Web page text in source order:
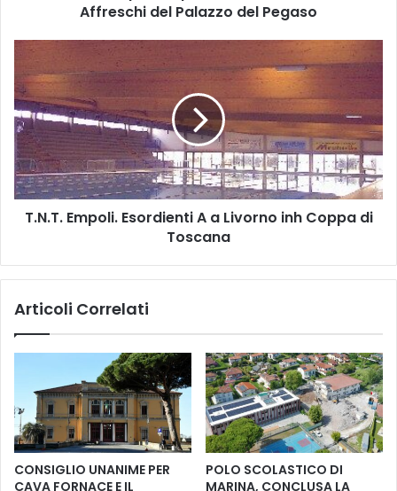
s
o
r
i
e
”
,
l
e
e
c
e
c
c
Affreschi del Palazzo del Pegaso
T
N
.
T
.
E
m
p
s
e
n
t
A
T.N.T. Empoli. Esordienti A a Livorno inh Coppa di
Toscana
Articoli Correlati
CONSIGLIO UNANIME PER
CAVA FORNACE E IL
POLO SCOLASTICO DI
MARINA, CONCLUSA LA